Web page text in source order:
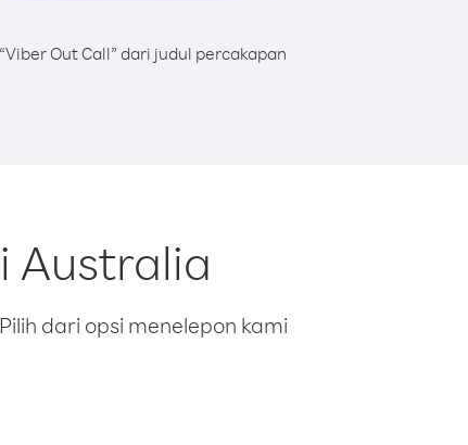
Out Call” dari judul percakapan
Australia
dari opsi menelepon kami